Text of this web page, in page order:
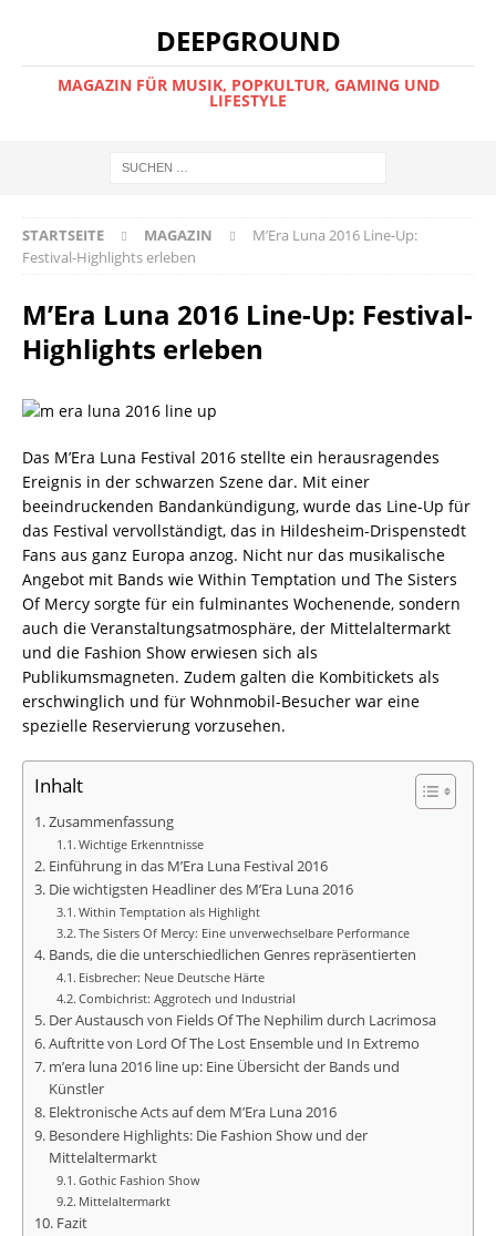
DEEPGROUND
MAGAZIN FÜR MUSIK, POPKULTUR, GAMING UND
LIFESTYLE
STARTSEITE MAGAZIN
M’Era Luna 2016 Line-Up:
Festival-Highlights erleben
M’Era Luna 2016 Line-Up: Festival-
Highlights erleben
Das M’Era Luna Festival 2016 stellte ein herausragendes
Ereignis in der schwarzen Szene dar. Mit einer
beeindruckenden Bandankündigung, wurde das Line-Up für
das Festival vervollständigt, das in Hildesheim-Drispenstedt
Fans aus ganz Europa anzog. Nicht nur das musikalische
Angebot mit Bands wie Within Temptation und The Sisters
Of Mercy sorgte für ein fulminantes Wochenende, sondern
auch die Veranstaltungsatmosphäre, der Mittelaltermarkt
und die Fashion Show erwiesen sich als
Publikumsmagneten. Zudem galten die Kombitickets als
erschwinglich und für Wohnmobil-Besucher war eine
spezielle Reservierung vorzusehen.
Inhalt
Zusammenfassung
Wichtige Erkenntnisse
Einführung in das M’Era Luna Festival 2016
Die wichtigsten Headliner des M’Era Luna 2016
Within Temptation als Highlight
The Sisters Of Mercy: Eine unverwechselbare Performance
Bands, die die unterschiedlichen Genres repräsentierten
Eisbrecher: Neue Deutsche Härte
Combichrist: Aggrotech und Industrial
Der Austausch von Fields Of The Nephilim durch Lacrimosa
Auftritte von Lord Of The Lost Ensemble und In Extremo
m’era luna 2016 line up: Eine Übersicht der Bands und
Künstler
Elektronische Acts auf dem M’Era Luna 2016
Besondere Highlights: Die Fashion Show und der
Mittelaltermarkt
Gothic Fashion Show
Mittelaltermarkt
Fazit